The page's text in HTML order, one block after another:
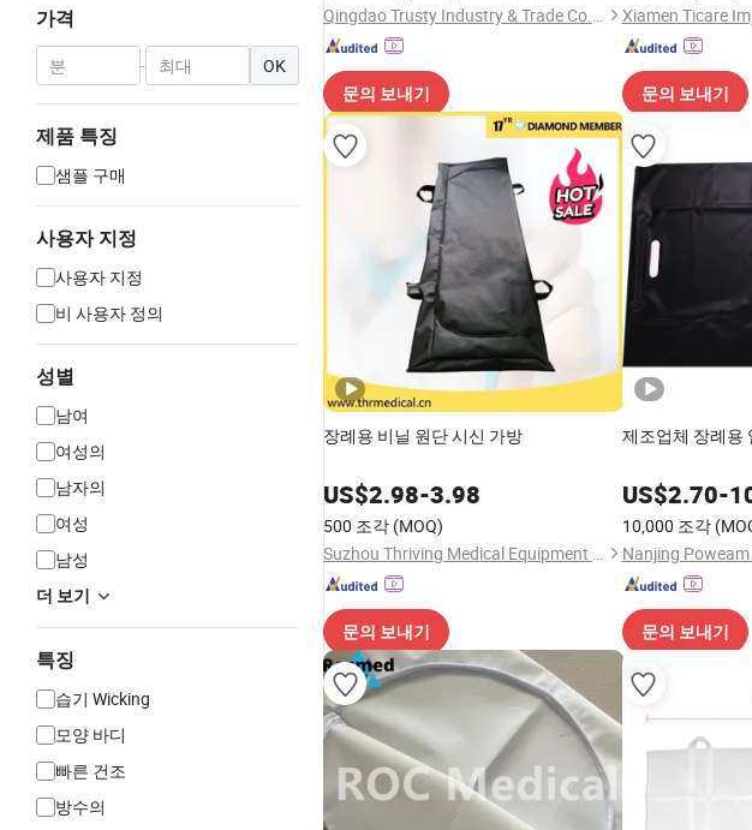
가격
- OK
제품 특징
샘플 구매
사용자 지정
사용자 지정
비 사용자 정의
성별
남여
여성의
남자의
여성
남성
더 보기
특징
습기 Wicking
모양 바디
빠른 건조
방수의
Qingdao Trusty Industry & Trade Co., Ltd.
문의 보내기
Xiamen Ticare
문의 보내기
장례용 비닐 원단 시신 가방
US$2.98-3.98
500 조각 (MOQ)
Suzhou Thriving Medical Equipment Corp.
문의 보내기
제조업체 장례용
US$2.70-
10,000 조각
Nanjing
문의 보내기